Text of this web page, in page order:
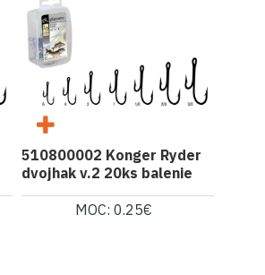
510800002 Konger Ryder
dvojhak v.2 20ks balenie
MOC: 0.25€